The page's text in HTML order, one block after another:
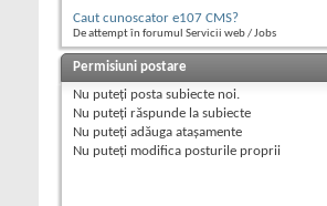
Caut cunoscator e107 CMS?
De attempt în forumul Servicii web / Jobs
Permisiuni postare
Nu puteţi posta subiecte noi.
Nu puteţi răspunde la subiecte
Nu puteţi adăuga ataşamente
Nu puteţi modifica posturile proprii